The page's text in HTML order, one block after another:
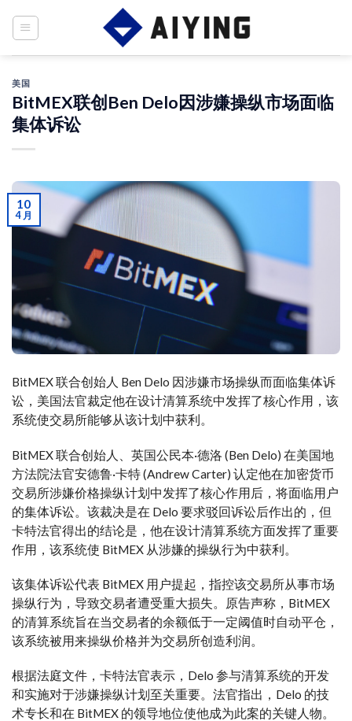
美国
BitMEX联创Ben Delo因涉嫌操纵市场面临
集体诉讼
10
4 月
BitMEX 联合创始人 Ben Delo 因涉嫌市场操纵而面临集体诉
讼，美国法官裁定他在设计清算系统中发挥了核心作用，该
系统使交易所能够从该计划中获利。
BitMEX 联合创始人、英国公民本·德洛 (Ben Delo) 在美国地
方法院法官安德鲁·卡特 (Andrew Carter) 认定他在加密货币
交易所涉嫌价格操纵计划中发挥了核心作用后，将面临用户
的集体诉讼。该裁决是在 Delo 要求驳回诉讼后作出的，但
卡特法官得出的结论是，他在设计清算系统方面发挥了重要
作用，该系统使 BitMEX 从涉嫌的操纵行为中获利。
该集体诉讼代表 BitMEX 用户提起，指控该交易所从事市场
操纵行为，导致交易者遭受重大损失。原告声称，BitMEX
的清算系统旨在当交易者的余额低于一定阈值时自动平仓，
该系统被用来操纵价格并为交易所创造利润。
根据法庭文件，卡特法官表示，Delo 参与清算系统的开发
和实施对于涉嫌操纵计划至关重要。法官指出，Delo 的技
术专长和在 BitMEX 的领导地位使他成为此案的关键人物。